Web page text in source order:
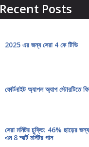
Recent Posts
2025 এর জন্য সেরা 4 কে টিভি
ফোর্টনাইট অ্যাপল অ্যাপ স্টোরটিতে
সেরা মনিটর চুক্তি: 46% ছাড়ের জন্য
এম 8 স্মার্ট মনিটর পান